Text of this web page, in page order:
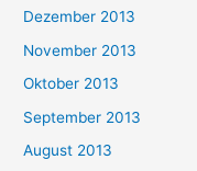
Dezember 2013
November 2013
Oktober 2013
September 2013
August 2013